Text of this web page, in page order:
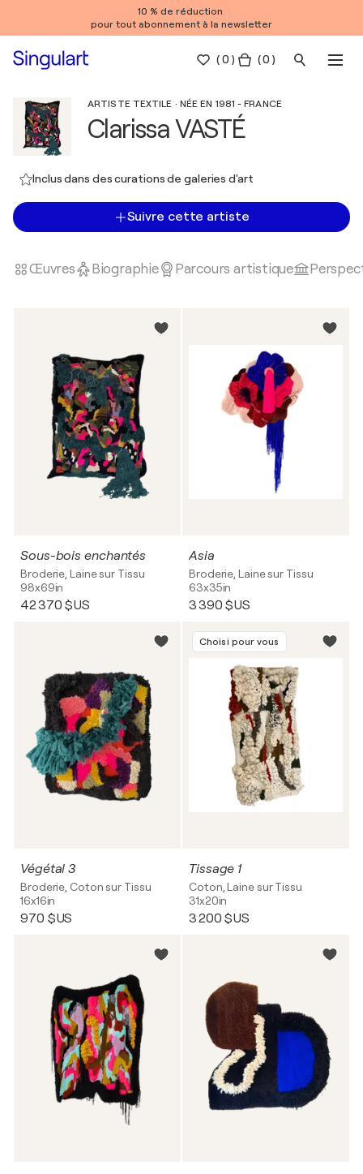
10 % de réduction
pour tout abonnement à la newsletter
(0 ) ( 0 )
ARTISTE TEXTILE · NÉE EN 1981 - FRANCE
Clarissa VASTÉ
Inclus dans des curations de galeries d'art
Suivre cette artiste
Œuvres Biographie Parcours artistique
Sous-bois enchantés
Broderie, Laine sur Tissu
98x69in
42 370 $US
Asia
Broderie, Laine sur Tissu
63x35in
3 390 $US
Végétal 3
Broderie, Coton sur Tissu
16x16in
970 $US
Choisi pour vous
Tissage 1
Coton, Laine sur Tissu
31x20in
3 200 $US